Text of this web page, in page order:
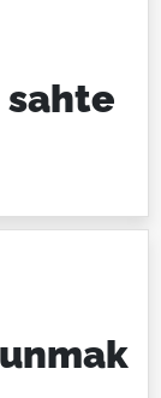
sahte